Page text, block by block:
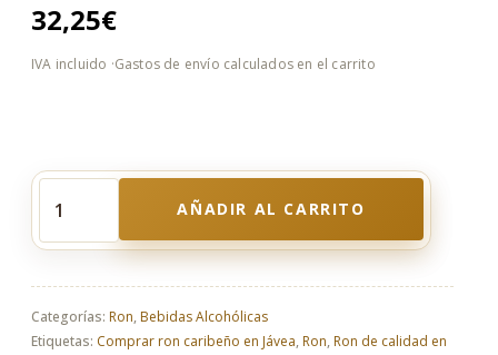
32,25€
Abuelo
Años
cantidad
AÑADIR AL CARRITO
Categorías: Ron, Bebidas Alcohólicas
Etiquetas: Comprar ron caribeño en Jávea, Ron, Ron de calidad en